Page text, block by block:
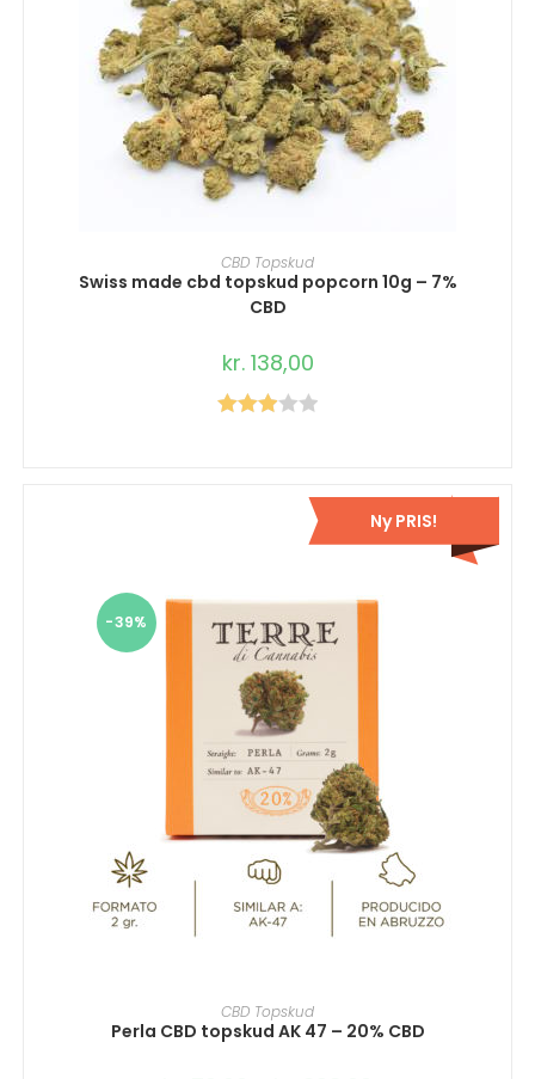
TILFØJ TIL KURV
CBD Topskud
Swiss made cbd topskud popcorn 10g – 7%
CBD
kr.138,00
Ny PRIS!
-39%
VÆLG MULIGHEDER
CBD Topskud
Perla CBD topskud AK 47 – 20% CBD